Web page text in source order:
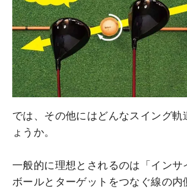
では、その他にはどんなスイング軌
ょうか。
一般的に理想とされるのは「インサ
ボールとターゲットをつなぐ線の内